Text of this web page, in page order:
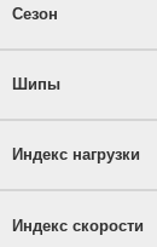
Сезон
Шипы
Индекс нагрузки
Индекс скорости